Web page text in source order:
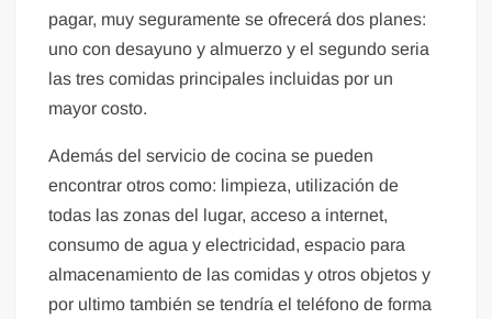
pagar, muy seguramente se ofrecerá dos planes:
uno con desayuno y almuerzo y el segundo seria
las tres comidas principales incluidas por un
mayor costo.
Además del servicio de cocina se pueden
encontrar otros como: limpieza, utilización de
todas las zonas del lugar, acceso a internet,
consumo de agua y electricidad, espacio para
almacenamiento de las comidas y otros objetos y
por ultimo también se tendría el teléfono de forma